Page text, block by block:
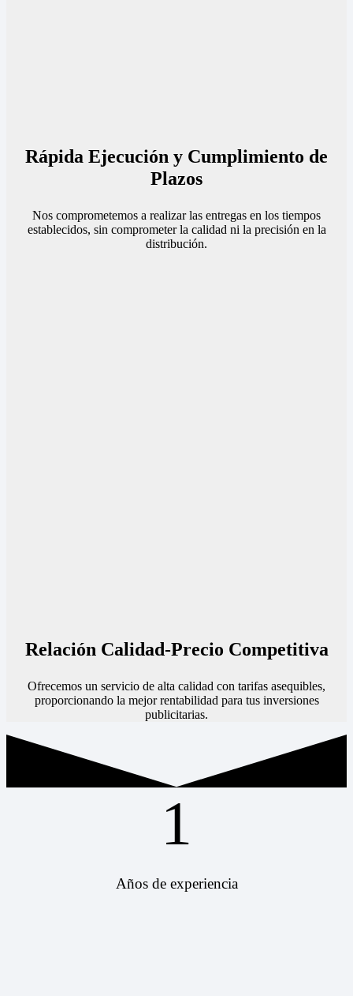
Rápida Ejecución y Cumplimiento de
Plazos
Nos comprometemos a realizar las entregas en los tiempos
establecidos, sin comprometer la calidad ni la precisión en la
distribución.
Relación Calidad-Precio Competitiva
Ofrecemos un servicio de alta calidad con tarifas asequibles,
proporcionando la mejor rentabilidad para tus inversiones
publicitarias.
1
Años de experiencia